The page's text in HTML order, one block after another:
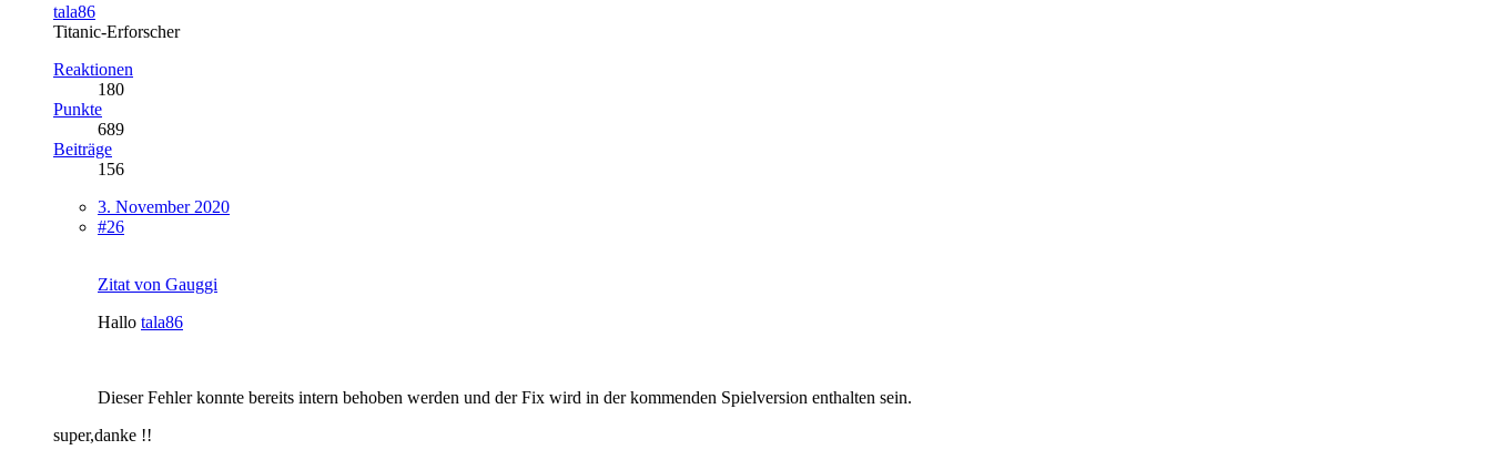
tala86
Titanic-Erforscher
Reaktionen
180
Punkte
689
Beiträge
156
3. November 2020
#26
Zitat von Gauggi
Hallo tala86
Dieser Fehler konnte bereits intern behoben werden und der Fix wird in der kommenden Spielversion enthalten sein.
super,danke !!